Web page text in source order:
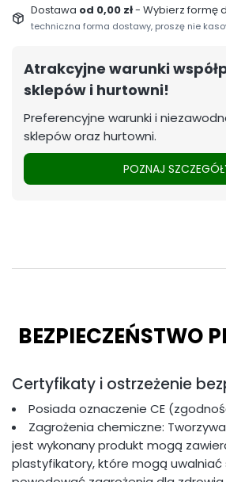
Dostawa od 0,00 zł- Wybierz formę
techniczna forma dostawy, proszę nie
Atrakcyjne warunki
sklepów i hurtowni!
Preferencyjne warunki i
sklepów oraz hurtowni.
POZNAJ
BEZPIECZEŃSTWO
Certyfikaty i ostrzeżenie
Posiada oznaczenie CE
Zagrożenia chemiczne:
jest wykonany produkt mogą
plastyfikatory, które mogą